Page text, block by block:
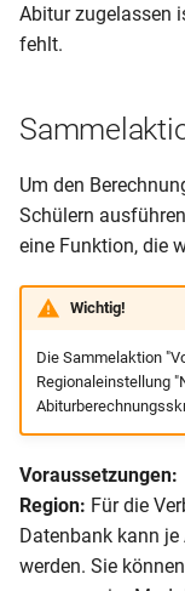
Abitur zugelassen
fehlt.
Um den
Schülern
eine Funktion, die
Wichtig!
Die Sammelaktion
Regionaleinstellung
Voraussetzungen:
Region: Für die
Datenbank kann
werden. Sie